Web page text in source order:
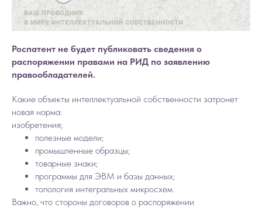
Роспатент не будет публиковать сведения о
распоряжении правами на РИД по заявлению
правообладателей.
Какие объекты интеллектуальной собственности затронет
новая норма:
изобретения;
полезные модели;
промышленные образцы;
товарные знаки;
программы для ЭВМ и базы данных;
топология интегральных микросхем.
Важно, что стороны договоров о распоряжении